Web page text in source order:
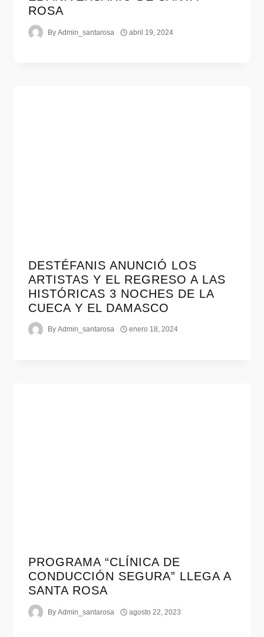
ROSA
By Admin_santarosa abril 19, 2024
DESTÉFANIS ANUNCIÓ LOS
ARTISTAS Y EL REGRESO A LAS
HISTÓRICAS 3 NOCHES DE LA
CUECA Y EL DAMASCO
By Admin_santarosa enero 18, 2024
PROGRAMA “CLÍNICA DE
CONDUCCIÓN SEGURA” LLEGA A
SANTA ROSA
By Admin_santarosa agosto 22, 2023